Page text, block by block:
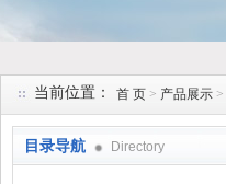
当前位置： 首 页 > 产品展示 >
目录导航 Directory